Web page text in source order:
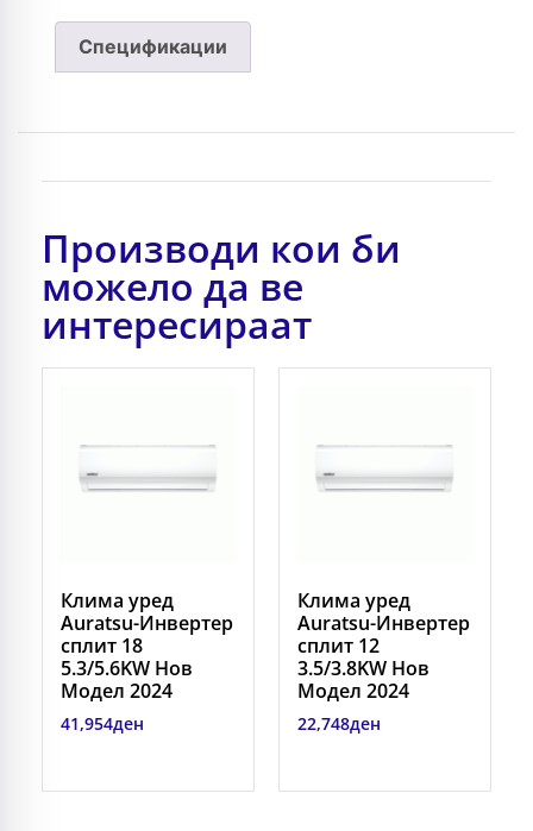
Спецификации
Производи кои би
можело да ве
интересираат
Клима уред
Auratsu-Инвертер
сплит 18
5.3/5.6KW Нов
Модел 2024
41,954ден
Клима уред
Auratsu-Инвертер
сплит 12
3.5/3.8KW Нов
Модел 2024
22,748ден